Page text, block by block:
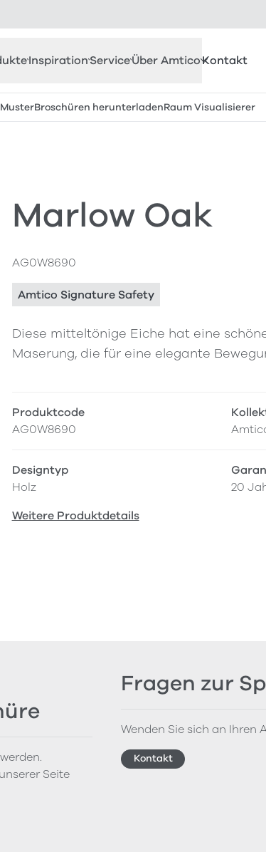
InspirationServiceÜber AmticoKontakt
Broschüren herunterladenRaum Visualisierer
Marlow Oak
AG0W8690
Amtico Signature Safety
Diese mitteltönige Eiche hat eine
Maserung, die für eine elegante
Produktcode
AG0W8690
Designtyp
Holz
20
Weitere Produktdetails
Seite
Fragen zur
Wenden Sie sich an
Kontakt